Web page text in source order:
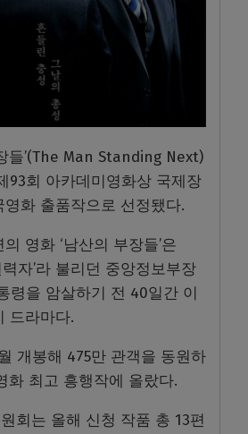
들’(The Man Standing Next)
93회 아카데미영화상 국제장
화 출품작으로 선정됐다.
영화 ‘남산의 부장들’은
력자’라 불리던 중앙정보부장
령을 암살하기 전 40일간 이
드라마다.
개봉해 475만 관객을 동원하
화 최고 흥행작에 올랐다.
회는 올해 신청 작품 총 13편